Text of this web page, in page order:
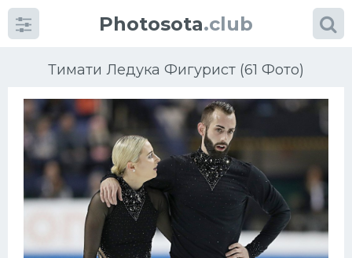
Photosota.club
Тимати Ледука Фигурист (61 Фото)
КатегорииФото
Еще картинки...